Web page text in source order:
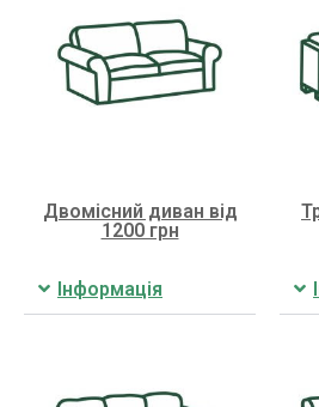
Двомісний диван від
1200 грн
Інформація